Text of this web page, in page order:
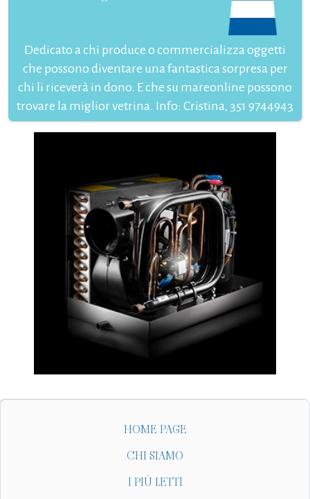
Dedicato a chi produce o commercializza oggetti
che possono diventare una fantastica sorpresa per
chi li riceverà in dono. E che su mareonline possono
trovare la miglior vetrina. Info: Cristina, 351 9744943
HOME PAGE
CHI SIAMO
I PIÙ LETTI